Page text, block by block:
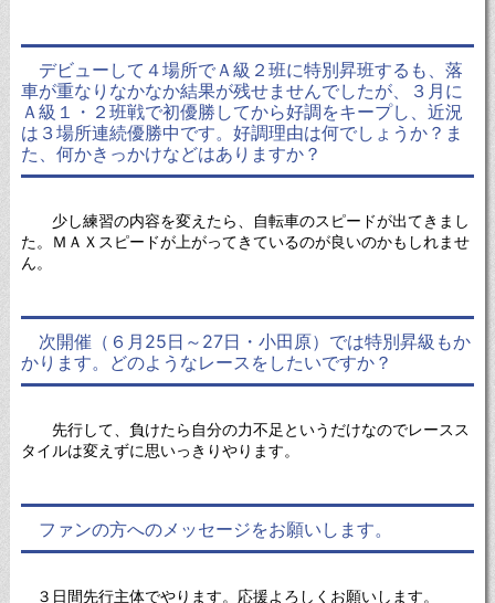
デビューして４場所でＡ級２班に特別昇班するも、落
車が重なりなかなか結果が残せませんでしたが、３月に
Ａ級１・２班戦で初優勝してから好調をキープし、近況
は３場所連続優勝中です。好調理由は何でしょうか？ま
た、何かきっかけなどはありますか？
少し練習の内容を変えたら、自転車のスピードが出てきまし
た。ＭＡＸスピードが上がってきているのが良いのかもしれませ
ん。
次開催（６月25日～27日・小田原）では特別昇級もか
かります。どのようなレースをしたいですか？
先行して、負けたら自分の力不足というだけなのでレースス
タイルは変えずに思いっきりやります。
ファンの方へのメッセージをお願いします。
３日間先行主体でやります。応援よろしくお願いします。